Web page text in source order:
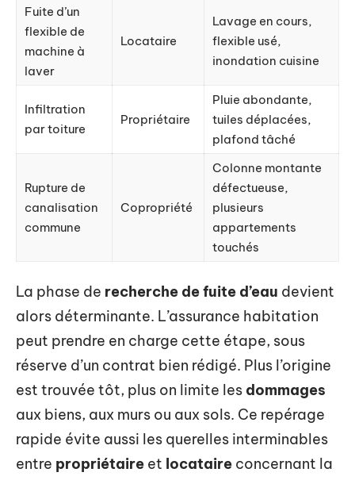
Fuite d’un
flexible de
machine à
laver
Locataire
Lavage en cours,
flexible usé,
inondation cuisine
Infiltration
par toiture
Propriétaire
Pluie abondante,
tuiles déplacées,
plafond tâché
Rupture de
canalisation
commune
Copropriété
Colonne montante
défectueuse,
plusieurs
appartements
touchés
La phase de recherche de fuite d’eau devient
alors déterminante. L’assurance habitation
peut prendre en charge cette étape, sous
réserve d’un contrat bien rédigé. Plus l’origine
est trouvée tôt, plus on limite les dommages
aux biens, aux murs ou aux sols. Ce repérage
rapide évite aussi les querelles interminables
entre propriétaire et locataire concernant la